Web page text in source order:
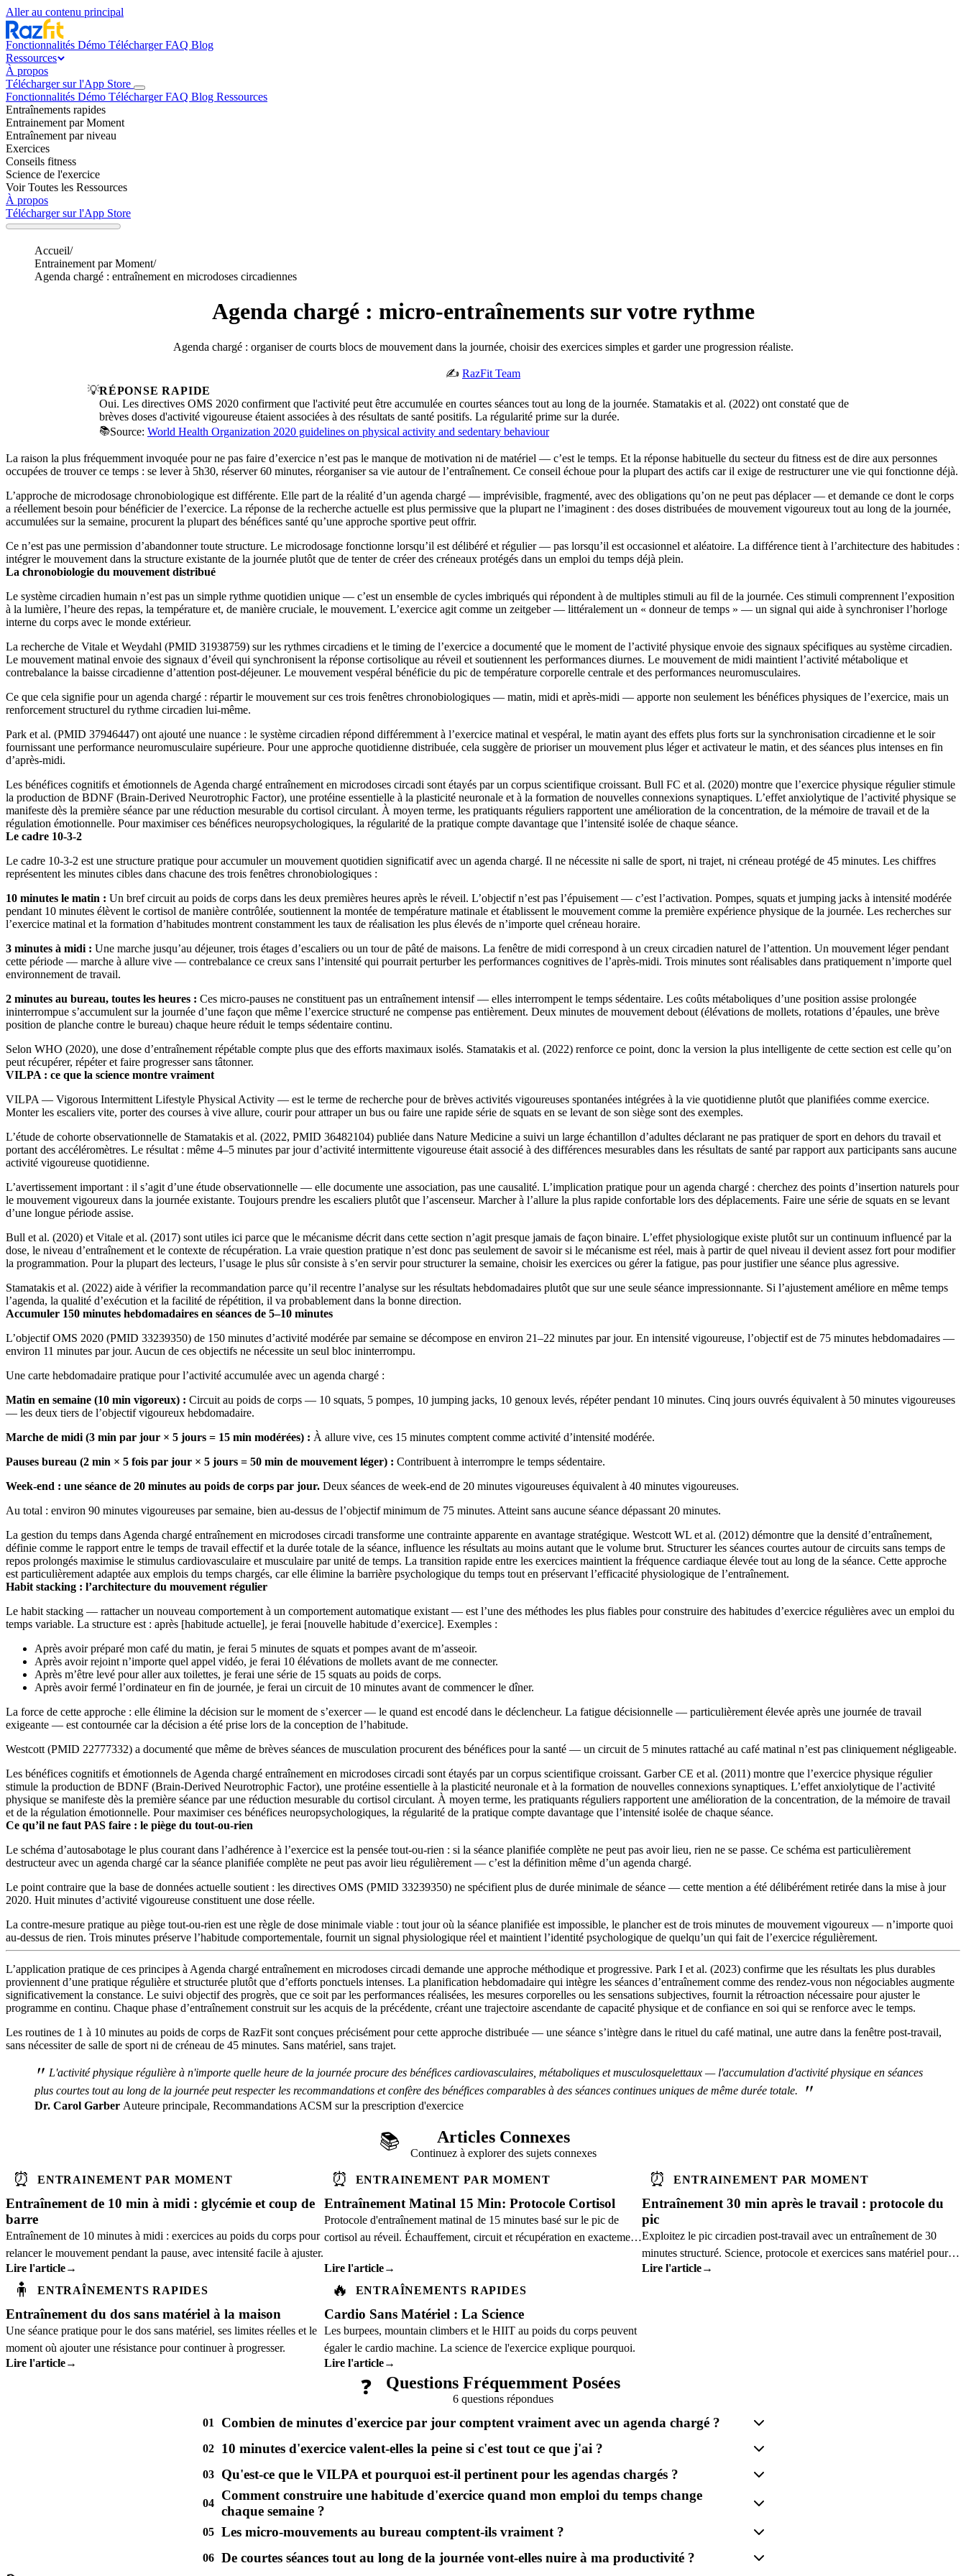
Aller au contenu principal
Fonctionnalités Démo TéléchargerFAQ Blog
Ressources
À propos
Télécharger sur l'App Store
Fonctionnalités Démo TéléchargerFAQ Blog Ressources
Entraînements rapides
Entrainement par Moment
Entraînement par niveau
Exercices
Conseils fitness
Science de l'exercice
Voir Toutes les Ressources
À propos
Télécharger sur l'App Store
Accueil/
Entrainement par Moment/
Agenda chargé : entraînement en microdoses circadiennes
Agenda chargé : micro-entraînements sur votre rythme
Agenda chargé : organiser de courts blocs de mouvement dans la journée, choisir des exercices simples et garder une progression réaliste.
✍️ RazFit Team
💡RÉPONSE RAPIDE
Oui. Les directives OMS 2020 confirment que l'activité peut être accumulée en courtes séances tout au long de la journée. Stamatakis et al. (2022) ont constaté que de
brèves doses d'activité vigoureuse étaient associées à des résultats de santé positifs. La régularité prime sur la durée.
📚Source: World Health Organization 2020 guidelines on physical activity and sedentary behaviour
La raison la plus fréquemment invoquée pour ne pas faire d’exercice n’est pas le manque de motivation ni de matériel — c’est le temps. Et la réponse habituelle du secteur du fitness est de dire aux personnes
occupées de trouver ce temps : se lever à 5h30, réserver 60 minutes, réorganiser sa vie autour de l’entraînement. Ce conseil échoue pour la plupart des actifs car il exige de restructurer une vie qui fonctionne déjà.
L’approche de microdosage chronobiologique est différente. Elle part de la réalité d’un agenda chargé — imprévisible, fragmenté, avec des obligations qu’on ne peut pas déplacer — et demande ce dont le corps
a réellement besoin pour bénéficier de l’exercice. La réponse de la recherche actuelle est plus permissive que la plupart ne l’imaginent : des doses distribuées de mouvement vigoureux tout au long de la journée,
accumulées sur la semaine, procurent la plupart des bénéfices santé qu’une approche sportive peut offrir.
Ce n’est pas une permission d’abandonner toute structure. Le microdosage fonctionne lorsqu’il est délibéré et régulier — pas lorsqu’il est occasionnel et aléatoire. La différence tient à l’architecture des habitudes :
intégrer le mouvement dans la structure existante de la journée plutôt que de tenter de créer des créneaux protégés dans un emploi du temps déjà plein.
La chronobiologie du mouvement distribué
Le système circadien humain n’est pas un simple rythme quotidien unique — c’est un ensemble de cycles imbriqués qui répondent à de multiples stimuli au fil de la journée. Ces stimuli comprennent l’exposition
à la lumière, l’heure des repas, la température et, de manière cruciale, le mouvement. L’exercice agit comme un zeitgeber — littéralement un « donneur de temps » — un signal qui aide à synchroniser l’horloge
interne du corps avec le monde extérieur.
La recherche de Vitale et Weydahl (PMID 31938759) sur les rythmes circadiens et le timing de l’exercice a documenté que le moment de l’activité physique envoie des signaux spécifiques au système circadien.
Le mouvement matinal envoie des signaux d’éveil qui synchronisent la réponse cortisolique au réveil et soutiennent les performances diurnes. Le mouvement de midi maintient l’activité métabolique et
contrebalance la baisse circadienne d’attention post-déjeuner. Le mouvement vespéral bénéficie du pic de température corporelle centrale et des performances neuromusculaires.
Ce que cela signifie pour un agenda chargé : répartir le mouvement sur ces trois fenêtres chronobiologiques — matin, midi et après-midi — apporte non seulement les bénéfices physiques de l’exercice, mais un
renforcement structurel du rythme circadien lui-même.
Park et al. (PMID 37946447) ont ajouté une nuance : le système circadien répond différemment à l’exercice matinal et vespéral, le matin ayant des effets plus forts sur la synchronisation circadienne et le soir
fournissant une performance neuromusculaire supérieure. Pour une approche quotidienne distribuée, cela suggère de prioriser un mouvement plus léger et activateur le matin, et des séances plus intenses en fin
d’après-midi.
Les bénéfices cognitifs et émotionnels de Agenda chargé entraînement en microdoses circadi sont étayés par un corpus scientifique croissant. Bull FC et al. (2020) montre que l’exercice physique régulier stimule
la production de BDNF (Brain-Derived Neurotrophic Factor), une protéine essentielle à la plasticité neuronale et à la formation de nouvelles connexions synaptiques. L’effet anxiolytique de l’activité physique se
manifeste dès la première séance par une réduction mesurable du cortisol circulant. À moyen terme, les pratiquants réguliers rapportent une amélioration de la concentration, de la mémoire de travail et de la
régulation émotionnelle. Pour maximiser ces bénéfices neuropsychologiques, la régularité de la pratique compte davantage que l’intensité isolée de chaque séance.
Le cadre 10-3-2
Le cadre 10-3-2 est une structure pratique pour accumuler un mouvement quotidien significatif avec un agenda chargé. Il ne nécessite ni salle de sport, ni trajet, ni créneau protégé de 45 minutes. Les chiffres
représentent les minutes cibles dans chacune des trois fenêtres chronobiologiques :
10 minutes le matin : Un bref circuit au poids de corps dans les deux premières heures après le réveil. L’objectif n’est pas l’épuisement — c’est l’activation. Pompes, squats et jumping jacks à intensité modérée
pendant 10 minutes élèvent le cortisol de manière contrôlée, soutiennent la montée de température matinale et établissent le mouvement comme la première expérience physique de la journée. Les recherches sur
l’exercice matinal et la formation d’habitudes montrent constamment les taux de réalisation les plus élevés de n’importe quel créneau horaire.
3 minutes à midi : Une marche jusqu’au déjeuner, trois étages d’escaliers ou un tour de pâté de maisons. La fenêtre de midi correspond à un creux circadien naturel de l’attention. Un mouvement léger pendant
cette période — marche à allure vive — contrebalance ce creux sans l’intensité qui pourrait perturber les performances cognitives de l’après-midi. Trois minutes sont réalisables dans pratiquement n’importe quel
environnement de travail.
2 minutes au bureau, toutes les heures : Ces micro-pauses ne constituent pas un entraînement intensif — elles interrompent le temps sédentaire. Les coûts métaboliques d’une position assise prolongée
ininterrompue s’accumulent sur la journée d’une façon que même l’exercice structuré ne compense pas entièrement. Deux minutes de mouvement debout (élévations de mollets, rotations d’épaules, une brève
position de planche contre le bureau) chaque heure réduit le temps sédentaire continu.
Selon WHO (2020), une dose d’entraînement répétable compte plus que des efforts maximaux isolés. Stamatakis et al. (2022) renforce ce point, donc la version la plus intelligente de cette section est celle qu’on
peut récupérer, répéter et faire progresser sans tâtonner.
VILPA : ce que la science montre vraiment
VILPA — Vigorous Intermittent Lifestyle Physical Activity — est le terme de recherche pour de brèves activités vigoureuses spontanées intégrées à la vie quotidienne plutôt que planifiées comme exercice.
Monter les escaliers vite, porter des courses à vive allure, courir pour attraper un bus ou faire une rapide série de squats en se levant de son siège sont des exemples.
L’étude de cohorte observationnelle de Stamatakis et al. (2022, PMID 36482104) publiée dans Nature Medicine a suivi un large échantillon d’adultes déclarant ne pas pratiquer de sport en dehors du travail et
portant des accéléromètres. Le résultat : même 4–5 minutes par jour d’activité intermittente vigoureuse était associé à des différences mesurables dans les résultats de santé par rapport aux participants sans aucune
activité vigoureuse quotidienne.
L’avertissement important : il s’agit d’une étude observationnelle — elle documente une association, pas une causalité. L’implication pratique pour un agenda chargé : cherchez des points d’insertion naturels pour
le mouvement vigoureux dans la journée existante. Toujours prendre les escaliers plutôt que l’ascenseur. Marcher à l’allure la plus rapide confortable lors des déplacements. Faire une série de squats en se levant
d’une longue période assise.
Bull et al. (2020) et Vitale et al. (2017) sont utiles ici parce que le mécanisme décrit dans cette section n’agit presque jamais de façon binaire. L’effet physiologique existe plutôt sur un continuum influencé par la
dose, le niveau d’entraînement et le contexte de récupération. La vraie question pratique n’est donc pas seulement de savoir si le mécanisme est réel, mais à partir de quel niveau il devient assez fort pour modifier
la programmation. Pour la plupart des lecteurs, l’usage le plus sûr consiste à s’en servir pour structurer la semaine, choisir les exercices ou gérer la fatigue, pas pour justifier une séance plus agressive.
Stamatakis et al. (2022) aide à vérifier la recommandation parce qu’il recentre l’analyse sur les résultats hebdomadaires plutôt que sur une seule séance impressionnante. Si l’ajustement améliore en même temps
l’agenda, la qualité d’exécution et la facilité de répétition, il va probablement dans la bonne direction.
Accumuler 150 minutes hebdomadaires en séances de 5–10 minutes
L’objectif OMS 2020 (PMID 33239350) de 150 minutes d’activité modérée par semaine se décompose en environ 21–22 minutes par jour. En intensité vigoureuse, l’objectif est de 75 minutes hebdomadaires —
environ 11 minutes par jour. Aucun de ces objectifs ne nécessite un seul bloc ininterrompu.
Une carte hebdomadaire pratique pour l’activité accumulée avec un agenda chargé :
Matin en semaine (10 min vigoreux) : Circuit au poids de corps — 10 squats, 5 pompes, 10 jumping jacks, 10 genoux levés, répéter pendant 10 minutes. Cinq jours ouvrés équivalent à 50 minutes vigoureuses
— les deux tiers de l’objectif vigoureux hebdomadaire.
Marche de midi (3 min par jour × 5 jours = 15 min modérées) : À allure vive, ces 15 minutes comptent comme activité d’intensité modérée.
Pauses bureau (2 min × 5 fois par jour × 5 jours = 50 min de mouvement léger) : Contribuent à interrompre le temps sédentaire.
Week-end : une séance de 20 minutes au poids de corps par jour. Deux séances de week-end de 20 minutes vigoureuses équivalent à 40 minutes vigoureuses.
Au total : environ 90 minutes vigoureuses par semaine, bien au-dessus de l’objectif minimum de 75 minutes. Atteint sans aucune séance dépassant 20 minutes.
La gestion du temps dans Agenda chargé entraînement en microdoses circadi transforme une contrainte apparente en avantage stratégique. Westcott WL et al. (2012) démontre que la densité d’entraînement,
définie comme le rapport entre le temps de travail effectif et la durée totale de la séance, influence les résultats au moins autant que le volume brut. Structurer les séances courtes autour de circuits sans temps de
repos prolongés maximise le stimulus cardiovasculaire et musculaire par unité de temps. La transition rapide entre les exercices maintient la fréquence cardiaque élevée tout au long de la séance. Cette approche
est particulièrement adaptée aux emplois du temps chargés, car elle élimine la barrière psychologique du temps tout en préservant l’efficacité physiologique de l’entraînement.
Habit stacking : l’architecture du mouvement régulier
Le habit stacking — rattacher un nouveau comportement à un comportement automatique existant — est l’une des méthodes les plus fiables pour construire des habitudes d’exercice régulières avec un emploi du
temps variable. La structure est : après [habitude actuelle], je ferai [nouvelle habitude d’exercice]. Exemples :
Après avoir préparé mon café du matin, je ferai 5 minutes de squats et pompes avant de m’asseoir.
Après avoir rejoint n’importe quel appel vidéo, je ferai 10 élévations de mollets avant de me connecter.
Après m’être levé pour aller aux toilettes, je ferai une série de 15 squats au poids de corps.
Après avoir fermé l’ordinateur en fin de journée, je ferai un circuit de 10 minutes avant de commencer le dîner.
La force de cette approche : elle élimine la décision sur le moment de s’exercer — le quand est encodé dans le déclencheur. La fatigue décisionnelle — particulièrement élevée après une journée de travail
exigeante — est contournée car la décision a été prise lors de la conception de l’habitude.
Westcott (PMID 22777332) a documenté que même de brèves séances de musculation procurent des bénéfices pour la santé — un circuit de 5 minutes rattaché au café matinal n’est pas cliniquement négligeable.
Les bénéfices cognitifs et émotionnels de Agenda chargé entraînement en microdoses circadi sont étayés par un corpus scientifique croissant. Garber CE et al. (2011) montre que l’exercice physique régulier
stimule la production de BDNF (Brain-Derived Neurotrophic Factor), une protéine essentielle à la plasticité neuronale et à la formation de nouvelles connexions synaptiques. L’effet anxiolytique de l’activité
physique se manifeste dès la première séance par une réduction mesurable du cortisol circulant. À moyen terme, les pratiquants réguliers rapportent une amélioration de la concentration, de la mémoire de travail
et de la régulation émotionnelle. Pour maximiser ces bénéfices neuropsychologiques, la régularité de la pratique compte davantage que l’intensité isolée de chaque séance.
Ce qu’il ne faut PAS faire : le piège du tout-ou-rien
Le schéma d’autosabotage le plus courant dans l’adhérence à l’exercice est la pensée tout-ou-rien : si la séance planifiée complète ne peut pas avoir lieu, rien ne se passe. Ce schéma est particulièrement
destructeur avec un agenda chargé car la séance planifiée complète ne peut pas avoir lieu régulièrement — c’est la définition même d’un agenda chargé.
Le point contraire que la base de données actuelle soutient : les directives OMS (PMID 33239350) ne spécifient plus de durée minimale de séance — cette mention a été délibérément retirée dans la mise à jour
2020. Huit minutes d’activité vigoureuse constituent une dose réelle.
La contre-mesure pratique au piège tout-ou-rien est une règle de dose minimale viable : tout jour où la séance planifiée est impossible, le plancher est de trois minutes de mouvement vigoureux — n’importe quoi
au-dessus de rien. Trois minutes préserve l’habitude comportementale, fournit un signal physiologique réel et maintient l’identité psychologique de quelqu’un qui fait de l’exercice régulièrement.
L’application pratique de ces principes à Agenda chargé entraînement en microdoses circadi demande une approche méthodique et progressive. Park I et al. (2023) confirme que les résultats les plus durables
proviennent d’une pratique régulière et structurée plutôt que d’efforts ponctuels intenses. La planification hebdomadaire qui intègre les séances d’entraînement comme des rendez-vous non négociables augmente
significativement la constance. Le suivi objectif des progrès, que ce soit par les performances réalisées, les mesures corporelles ou les sensations subjectives, fournit la rétroaction nécessaire pour ajuster le
programme en continu. Chaque phase d’entraînement construit sur les acquis de la précédente, créant une trajectoire ascendante de capacité physique et de confiance en soi qui se renforce avec le temps.
Les routines de 1 à 10 minutes au poids de corps de RazFit sont conçues précisément pour cette approche distribuée — une séance s’intègre dans le rituel du café matinal, une autre dans la fenêtre post-travail,
sans nécessiter de salle de sport ni de créneau de 45 minutes. Sans matériel, sans trajet.
" L'activité physique régulière à n'importe quelle heure de la journée procure des bénéfices cardiovasculaires, métaboliques et musculosquelettaux — l'accumulation d'activité physique en séances
plus courtes tout au long de la journée peut respecter les recommandations et confère des bénéfices comparables à des séances continues uniques de même durée totale.
"
Dr. Carol Garber Auteure principale, Recommandations ACSM sur la prescription d'exercice
📚 Articles Connexes
Continuez à explorer des sujets connexes
⏰ ENTRAINEMENT PAR MOMENT
Entraînement de 10 min à midi : glycémie et coup de
barre
Entraînement de 10 minutes à midi : exercices au poids du corps pour
relancer le mouvement pendant la pause, avec intensité facile à ajuster.
Lire l'article→
⏰ ENTRAINEMENT PAR MOMENT
Entraînement Matinal 15 Min: Protocole Cortisol
Protocole d'entraînement matinal de 15 minutes basé sur le pic de
cortisol au réveil. Échauffement, circuit et récupération en exactement
Lire l'article→
⏰ ENTRAINEMENT PAR MOMENT
Entraînement 30 min après le travail : protocole du
pic
Exploitez le pic circadien post-travail avec un entraînement de 30
minutes structuré. Science, protocole et exercices sans matériel pour
après le bureau.
Lire l'article→
🧍 ENTRAÎNEMENTS RAPIDES
Entraînement du dos sans matériel à la maison
Une séance pratique pour le dos sans matériel, ses limites réelles et le
moment où ajouter une résistance pour continuer à progresser.
Lire l'article→
🔥 ENTRAÎNEMENTS RAPIDES
Cardio Sans Matériel : La Science
Les burpees, mountain climbers et le HIIT au poids du corps peuvent
égaler le cardio machine. La science de l'exercice explique pourquoi.
Lire l'article→
❓ Questions Fréquemment Posées
6 questions répondues
01
Combien de minutes d'exercice par jour comptent vraiment avec un agenda chargé ?
02 10 minutes d'exercice valent-elles la peine si c'est tout ce que j'ai ?
03 Qu'est-ce que le VILPA et pourquoi est-il pertinent pour les agendas chargés ?
04
Comment construire une habitude d'exercice quand mon emploi du temps change
chaque semaine ?
05 Les micro-mouvements au bureau comptent-ils vraiment ?
06 De courtes séances tout au long de la journée vont-elles nuire à ma productivité ?